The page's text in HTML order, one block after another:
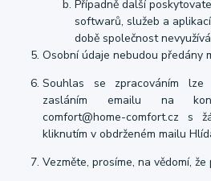
Případně další
softwarů, služeb a
době společnost
Osobní údaje nebudou předány
Souhlas se zpracováním
zasláním emailu na
comfort@home-comfort.cz s
kliknutím v obdrženém mailu
Vezměte, prosíme, na vědomí,